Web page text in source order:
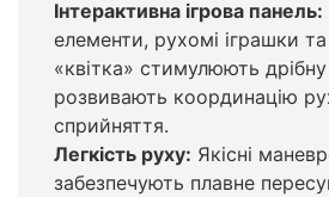
Інтерактивна ігрова панель:
елементи, рухомі іграшки
«квітка» стимулюють
розвивають координацію
сприйняття.
Легкість руху: Якісні
забезпечують плавне